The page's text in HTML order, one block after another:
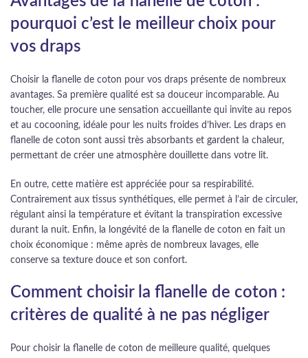
pourquoi c’est le meilleur choix pour
vos draps
Choisir la flanelle de coton pour vos draps présente de nombreux
avantages. Sa première qualité est sa douceur incomparable. Au
toucher, elle procure une sensation accueillante qui invite au repos
et au cocooning, idéale pour les nuits froides d’hiver. Les draps en
flanelle de coton sont aussi très absorbants et gardent la chaleur,
permettant de créer une atmosphère douillette dans votre lit.
En outre, cette matière est appréciée pour sa respirabilité.
Contrairement aux tissus synthétiques, elle permet à l’air de circuler,
régulant ainsi la température et évitant la transpiration excessive
durant la nuit. Enfin, la longévité de la flanelle de coton en fait un
choix économique : même après de nombreux lavages, elle
conserve sa texture douce et son confort.
Comment choisir la flanelle de coton :
critères de qualité à ne pas négliger
Pour choisir la flanelle de coton de meilleure qualité, quelques